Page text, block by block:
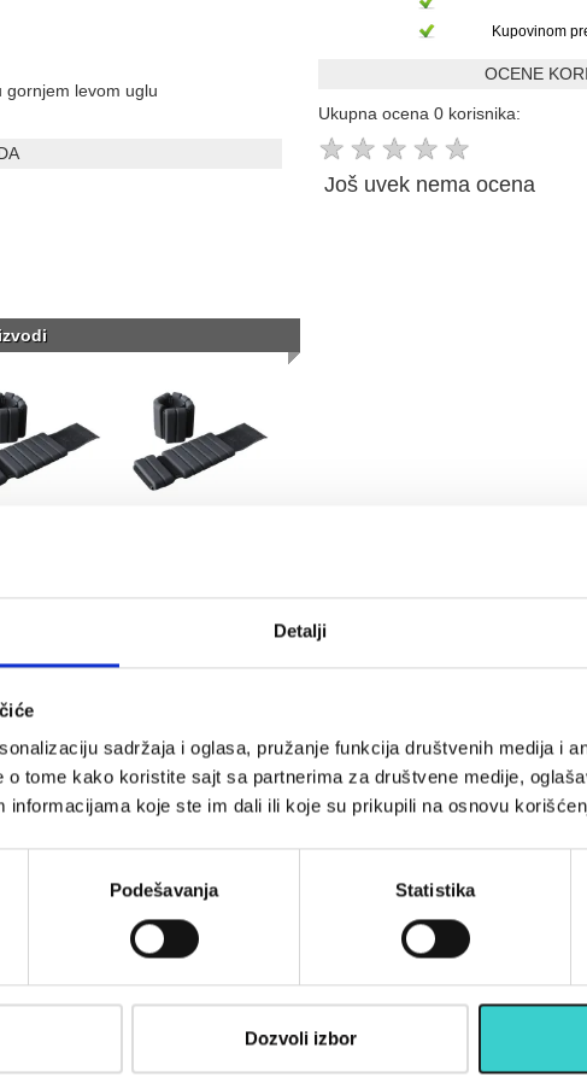
Detalji
sadržaja i oglasa, pružanje funkcija društvenih medija i
o tome kako koristite sajt sa partnerima za društvene medije,
informacijama koje ste im dali ili koje su prikupili na osnovu
Podešavanja Statistika
Dozvoli izbor
gornjem levom uglu
1223-1 kg
rsd
U korpu
LKW-1223-0,5 kg
U korpu
Kupovinom
OCENE
Ukupna ocena 0 korisnika:
★ ★ ★ ★ ★
Još uvek nema ocena
akcijama, treninzima
O nama